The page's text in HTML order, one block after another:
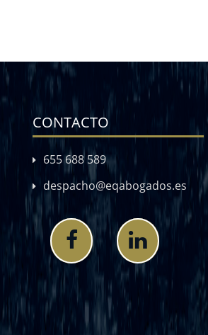
CONTACTO
655 688 589
despacho@eqabogados.es